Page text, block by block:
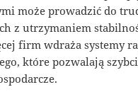
może prowadzić do
z utrzymaniem
firm wdraża systemy
które pozwalają